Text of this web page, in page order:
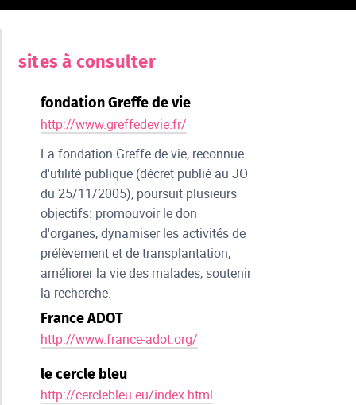
sites à consulter
fondation Greffe de vie
http://www.greffedevie.fr/
La fondation Greffe de vie, reconnue
d'utilité publique (décret publié au JO
du 25/11/2005), poursuit plusieurs
objectifs: promouvoir le don
d'organes, dynamiser les activités de
prélèvement et de transplantation,
améliorer la vie des malades, soutenir
la recherche.
France ADOT
http://www.france-adot.org/
le cercle bleu
http://cerclebleu.eu/index.html